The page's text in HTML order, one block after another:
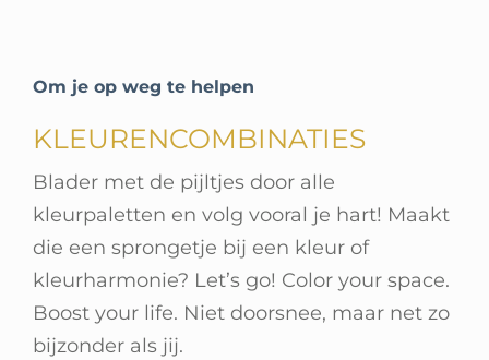
Om je op weg te helpen
KLEURENCOMBINATIES
Blader met de pijltjes door alle
kleurpaletten en volg vooral je hart! Maakt
die een sprongetje bij een kleur of
kleurharmonie? Let’s go! Color your space.
Boost your life. Niet doorsnee, maar net zo
bijzonder als jij.